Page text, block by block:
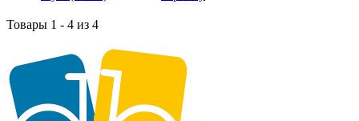
Товары 1 - 4 из 4